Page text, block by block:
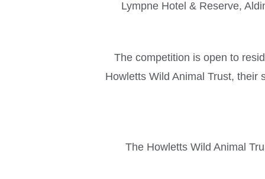
Lympne Hotel & Reserve,
The competition is open to
Howletts Wild Animal Trust, their
The Howletts Wild Animal